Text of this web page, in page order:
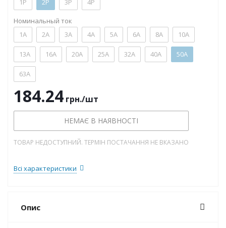
1P
2P 3P 4P
Номинальный ток
1А
2А 3А 4А 5А 6А 8А 10А
13А 16А 20А 25А 32А 40А 50А
63А
184.24 грн./шт
НЕМАЄ В НАЯВНОСТІ
ТОВАР НЕДОСТУПНИЙ. ТЕРМІН ПОСТАЧАННЯ НЕ ВКАЗАНО
Всі характеристики
Опис